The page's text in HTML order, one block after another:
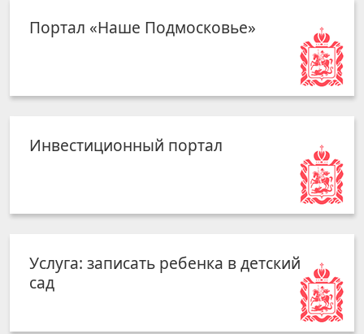
Портал «Наше Подмосковье»
Инвестиционный портал
Услуга: записать ребенка в детский
сад